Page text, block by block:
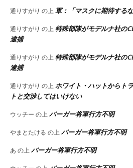
通りすがり の上 軍：「マスクに期待する
通りすがり の上 特殊部隊がモデルナ社の
逮捕
通りすがり の上 特殊部隊がモデルナ社の
逮捕
通りすがり の上 ホワイト・ハットからト
トと交渉してはいけない
ウッチー の上 バーガー将軍行方不明
やまとたける の上 バーガー将軍行方不明
あ の上 バーガー将軍行方不明